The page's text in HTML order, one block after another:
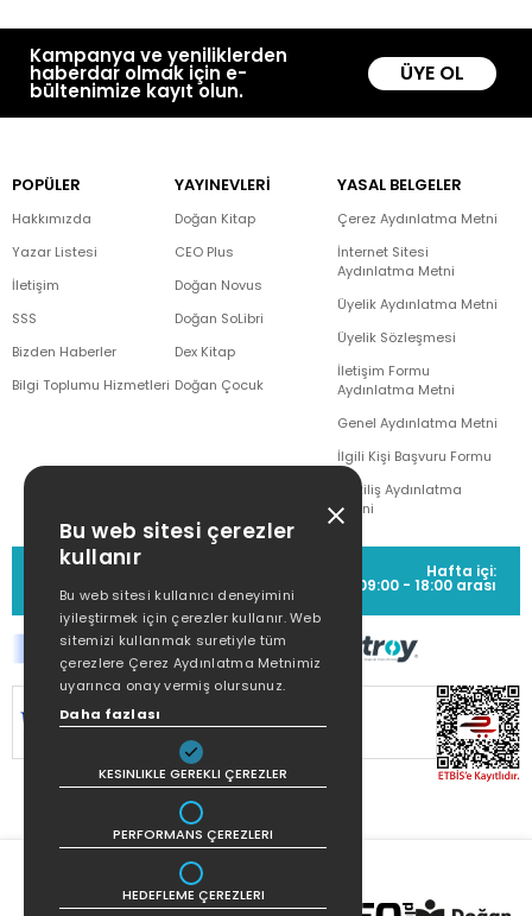
Kampanya ve yeniliklerden
haberdar olmak için e-
bültenimize kayıt olun.
ÜYE OL
POPÜLER
Hakkımızda
Yazar Listesi
İletişim
SSS
Bizden Haberler
Bilgi Toplumu Hizmetleri
YAYINEVLERİ
Doğan Kitap
CEO Plus
Doğan Novus
Doğan SoLibri
Dex Kitap
Doğan Çocuk
YASAL BELGELER
Çerez Aydınlatma Metni
İnternet Sitesi
Aydınlatma Metni
Üyelik Aydınlatma Metni
Üyelik Sözleşmesi
İletişim Formu
Aydınlatma Metni
Genel Aydınlatma Metni
İlgili Kişi Başvuru Formu
Çekiliş Aydınlatma
Metni
MÜŞTERİ HİZMETLERİ
(0212) 373 77 00
Hafta içi:
09:00 - 18:00 arası
SİTEMİZ
KORUNMAKTADIR.
Bu web sitesi çerezler
kullanır
Bu web sitesi kullanıcı deneyimini
iyileştirmek için çerezler kullanır. Web
sitemizi kullanmak suretiyle tüm
çerezlere Çerez Aydınlatma Metnimiz
uyarınca onay vermiş olursunuz.
Daha fazlası
KESINLIKLE GEREKLI ÇEREZLER
PERFORMANS ÇEREZLERI
HEDEFLEME ÇEREZLERI